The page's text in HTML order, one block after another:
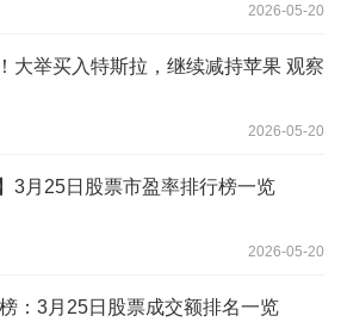
2026-05-20
大举买入特斯拉，继续减持苹果 观察
2026-05-20
3月25日股票市盈率排行榜一览
2026-05-20
：3月25日股票成交额排名一览